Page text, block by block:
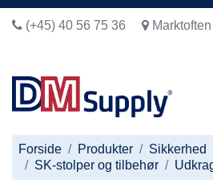
(+45) 40 56 75 36
Forside Produkter
Sikkerhed
SK-stolper og tilbehør